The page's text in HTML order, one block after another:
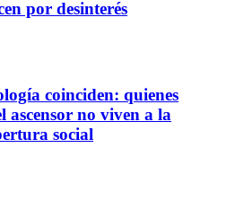
por desinterés
coinciden: quienes
ascensor no viven a la
social